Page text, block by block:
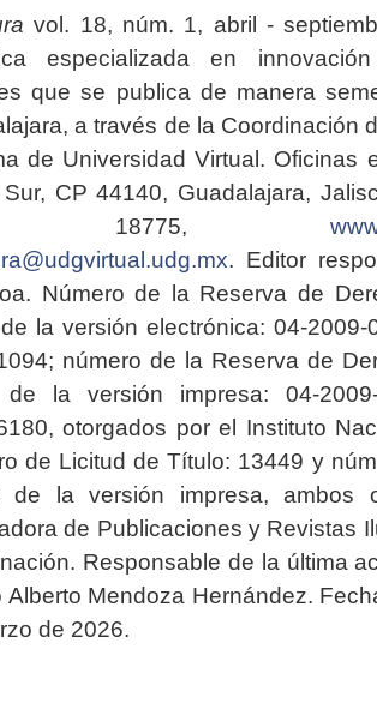
vol. 18, núm. 1, abril -
especializada en
que se publica de manera
a través de la Coordinación
de Universidad Virtual. Oficinas
CP 44140, Guadalajara,
18775,
. Editor
Número de la Reserva de
la versión electrónica: 04-2009-
número de la Reserva de
la versión impresa: 04-2009-
otorgados por el Instituto
de Licitud de Título: 13449 y
de la versión impresa, ambos
de Publicaciones y Revistas
Responsable de la última
Alberto Mendoza Hernández.
de 2026.